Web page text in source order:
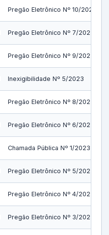
Pregão Eletrônico Nº 10/2023
Pregão Eletrônico Nº 7/2023
Pregão Eletrônico Nº 9/2023
Inexigibilidade Nº 5/2023
Pregão Eletrônico Nº 8/2023
Pregão Eletrônico Nº 6/2023
Chamada Pública Nº 1/2023
Pregão Eletrônico Nº 5/2023
Pregão Eletrônico Nº 4/2023
Pregão Eletrônico Nº 3/2023